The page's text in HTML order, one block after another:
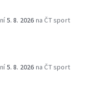
5. 8. 2026 na ČT sport
5. 8. 2026 na ČT sport